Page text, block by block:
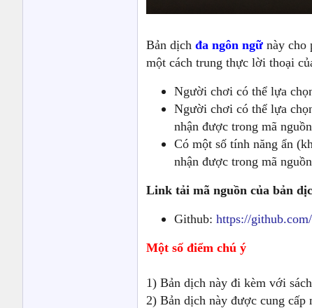
Bản dịch đa ngôn ngữ này cho
một cách trung thực lời thoại
Người chơi có thể lựa
Người chơi có thể lựa
nhận được trong mã
Có một số tính năng ẩn
nhận được trong mã
Link tải mã nguồn của bản
Github: https://
Một số điểm chú ý
1) Bản dịch này đi kèm với
2) Bản dịch này được cung cấp